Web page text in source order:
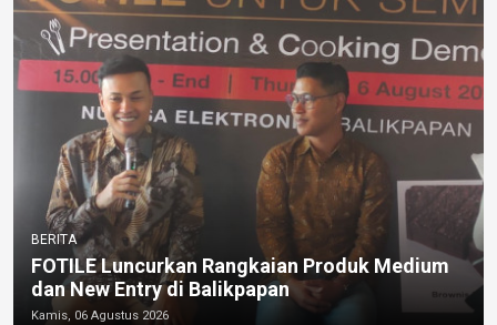
BERITA
FOTILE Luncurkan Rangkaian Produk Medium
dan New Entry di Balikpapan
Kamis, 06 Agustus 2026